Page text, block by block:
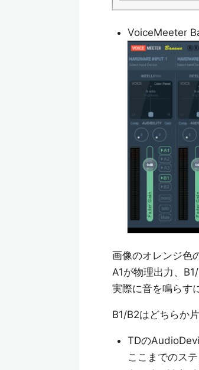
VoiceMeeter
画像のオレンジ色
A1が物理出力、
実際に音を鳴らす
B1/B2はどちらか
TDの
ここまでのス